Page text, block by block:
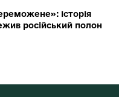
історія
російський полон